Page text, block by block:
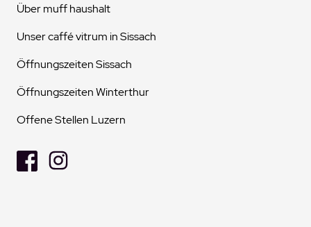
Über muff haushalt
Unser caffé vitrum in Sissach
Öffnungszeiten Sissach
Öffnungszeiten Winterthur
Offene Stellen Luzern